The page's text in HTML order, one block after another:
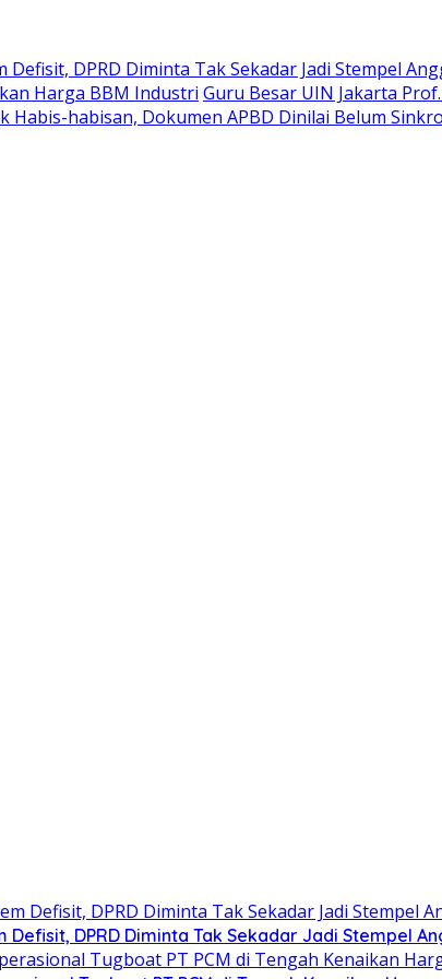
DPRD Diminta Tak Sekadar Jadi Stempel
Harga BBM Industri Guru Besar UIN Jakarta
Habis-habisan, Dokumen APBD Dinilai Belum
Defisit, DPRD Diminta Tak Sekadar Jadi Stempel